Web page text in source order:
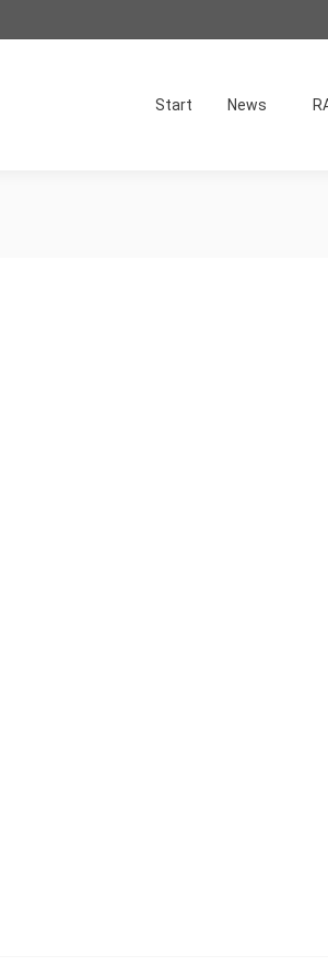
Start News